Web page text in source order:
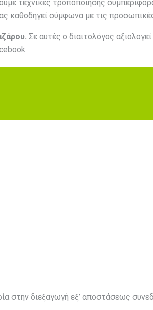
τεχνικές τροποποίησης
καθοδηγεί σύμφωνα με τις
Σε αυτές ο διαιτολόγος
στην διεξαγωγή εξ’ αποστάσεως